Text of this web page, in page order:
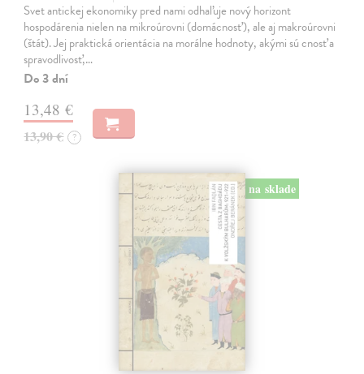
Svet antickej ekonomiky pred nami odhaľuje nový horizont
hospodárenia nielen na mikroúrovni (domácnosť), ale aj makroúrovni
(štát). Jej praktická orientácia na morálne hodnoty, akými sú cnosť a
spravodlivosť,…
Do 3 dní
13,48 €
13,90 € ?
na sklade